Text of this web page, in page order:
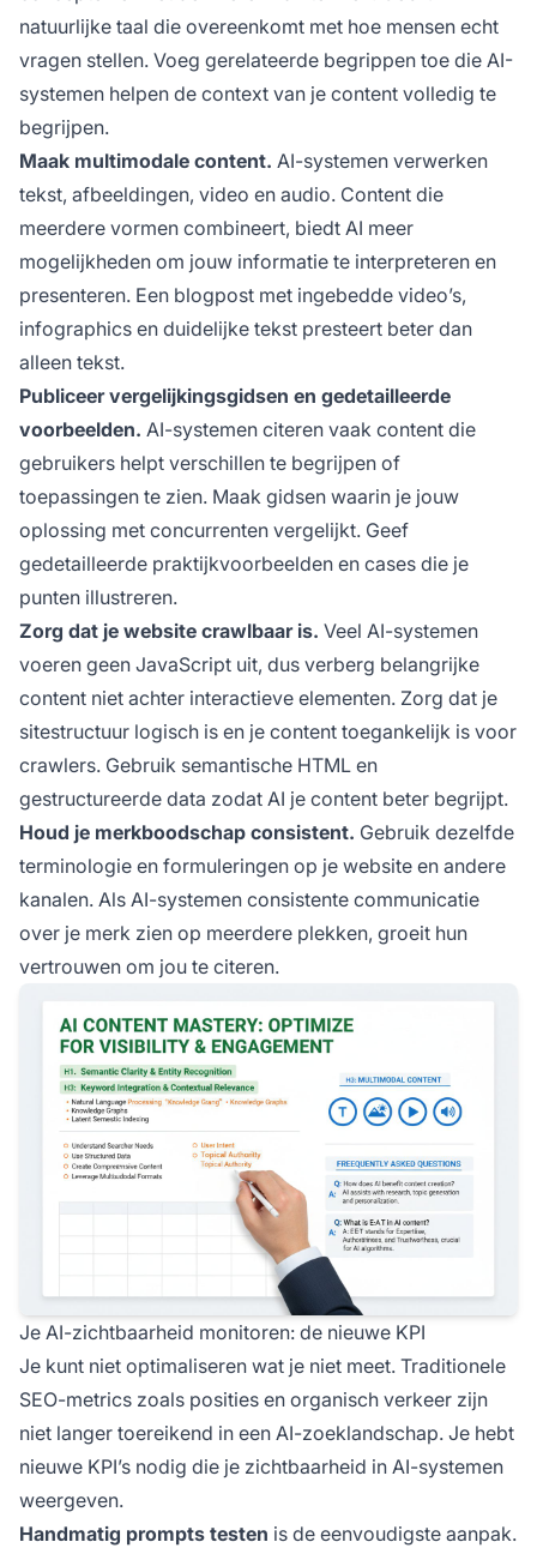
natuurlijke taal die overeenkomt met hoe mensen echt
vragen stellen. Voeg gerelateerde begrippen toe die AI-
systemen helpen de context van je content volledig te
begrijpen.
Maak multimodale content. AI-systemen verwerken
tekst, afbeeldingen, video en audio. Content die
meerdere vormen combineert, biedt AI meer
mogelijkheden om jouw informatie te interpreteren en
presenteren. Een blogpost met ingebedde video’s,
infographics en duidelijke tekst presteert beter dan
alleen tekst.
Publiceer vergelijkingsgidsen en gedetailleerde
voorbeelden. AI-systemen citeren vaak content die
gebruikers helpt verschillen te begrijpen of
toepassingen te zien. Maak gidsen waarin je jouw
oplossing met concurrenten vergelijkt. Geef
gedetailleerde praktijkvoorbeelden en cases die je
punten illustreren.
Zorg dat je website crawlbaar is. Veel AI-systemen
voeren geen JavaScript uit, dus verberg belangrijke
content niet achter interactieve elementen. Zorg dat je
sitestructuur logisch is en je content toegankelijk is voor
crawlers. Gebruik semantische HTML en
gestructureerde data zodat AI je content beter begrijpt.
Houd je merkboodschap consistent. Gebruik dezelfde
terminologie en formuleringen op je website en andere
kanalen. Als AI-systemen consistente communicatie
over je merk zien op meerdere plekken, groeit hun
vertrouwen om jou te citeren.
Je AI-zichtbaarheid monitoren: de nieuwe KPI
Je kunt niet optimaliseren wat je niet meet. Traditionele
SEO-metrics zoals posities en organisch verkeer zijn
niet langer toereikend in een AI-zoeklandschap. Je hebt
nieuwe KPI’s nodig die je zichtbaarheid in AI-systemen
weergeven.
Handmatig prompts testen is de eenvoudigste aanpak.